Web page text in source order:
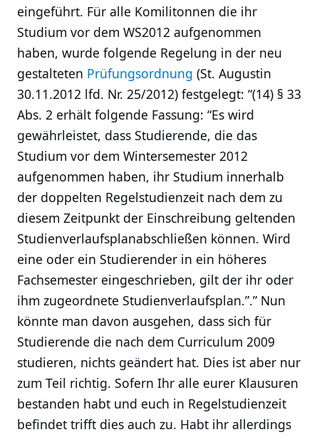
eingeführt. Für alle Komilitonnen die ihr
Studium vor dem WS2012 aufgenommen
haben, wurde folgende Regelung in der neu
gestalteten Prüfungsordnung (St. Augustin
30.11.2012 lfd. Nr. 25/2012) festgelegt: “(14) § 33
Abs. 2 erhält folgende Fassung: “Es wird
gewährleistet, dass Studierende, die das
Studium vor dem Wintersemester 2012
aufgenommen haben, ihr Studium innerhalb
der doppelten Regelstudienzeit nach dem zu
diesem Zeitpunkt der Einschreibung geltenden
Studienverlaufsplanabschließen können. Wird
eine oder ein Studierender in ein höheres
Fachsemester eingeschrieben, gilt der ihr oder
ihm zugeordnete Studienverlaufsplan.”.” Nun
könnte man davon ausgehen, dass sich für
Studierende die nach dem Curriculum 2009
studieren, nichts geändert hat. Dies ist aber nur
zum Teil richtig. Sofern Ihr alle eurer Klausuren
bestanden habt und euch in Regelstudienzeit
befindet trifft dies auch zu. Habt ihr allerdings